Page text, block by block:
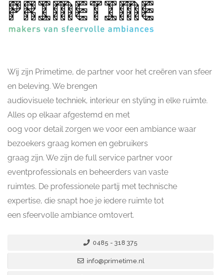
Wij zijn Primetime, de partner voor het creëren van sfeer
en beleving. We brengen
audiovisuele techniek, interieur en styling in elke ruimte.
Alles op elkaar afgestemd en met
oog voor detail zorgen we voor een ambiance waar
bezoekers graag komen en gebruikers
graag zijn. We zijn de full service partner voor
eventprofessionals en beheerders van vaste
ruimtes. De professionele partij met technische
expertise, die snapt hoe je iedere ruimte tot
een sfeervolle ambiance omtovert.
0485 - 318 375
info@primetime.nl